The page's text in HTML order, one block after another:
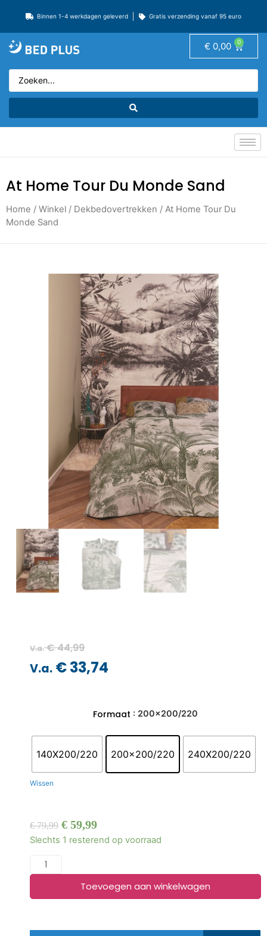
Binnen 1-4 werkdagen geleverd Gratis verzending vanaf 95 euro
€ 0,00 0
At Home Tour Du Monde Sand
Home / Winkel / Dekbedovertrekken / At Home Tour Du
Monde Sand
V.a. €44,99
V.a. €33,74
Formaat : 200x200/220
140X200/220 200x200/220 240X200/220
Wissen
€79,99 € 59,99
Slechts 1 resterend op voorraad
Toevoegen aan winkelwagen